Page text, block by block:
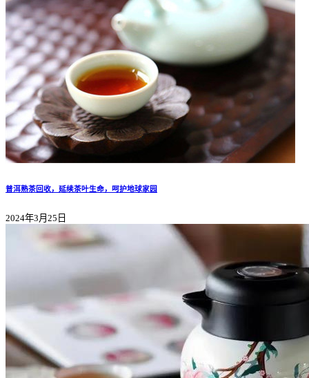
普洱熟茶回收，延续茶叶生命，呵护地球家园
2024年3月25日